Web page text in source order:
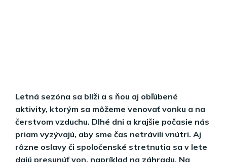
Letná sezóna sa blíži a s ňou aj obľúbené
aktivity, ktorým sa môžeme venovať vonku a na
čerstvom vzduchu. Dlhé dni a krajšie počasie nás
priam vyzývajú, aby sme čas netrávili vnútri. Aj
rôzne oslavy či spoločenské stretnutia sa v lete
dajú presunúť von, napríklad na záhradu. Na